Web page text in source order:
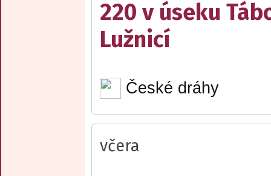
220 v úseku
Lužnicí
České dráhy
včera